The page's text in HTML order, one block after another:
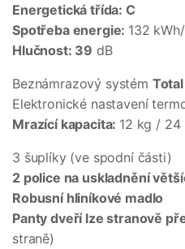
Energetická třída: C
Spotřeba energie: 132
Hlučnost: 39 dB
Beznámrazový systém
Elektronické nastavení
Mrazící kapacita: 12 kg / 24
3 šuplíky (ve spodní části)
2 police na uskladnění
Robusní hliníkové madlo
Panty dveří lze stranově
straně)